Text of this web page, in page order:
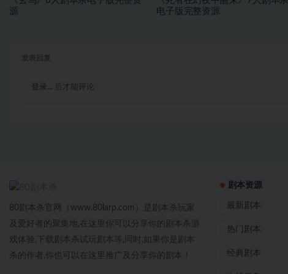
源
电子版完整资源
登录... 后才能评论
80剧本杀官网（www.80larp.com）是剧本杀玩家
及爱好者的聚集地,在这里你可以分享你的剧本杀游
戏体验,下载剧本杀试玩剧本等,同时,如果你是剧本
杀的作者,你也可以在这里推广及分享你的剧本！
剧本资源
最新剧本
热门剧本
经典剧本